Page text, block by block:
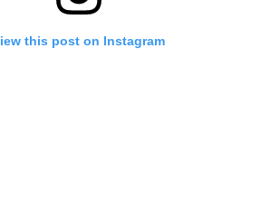
this post on Instagram